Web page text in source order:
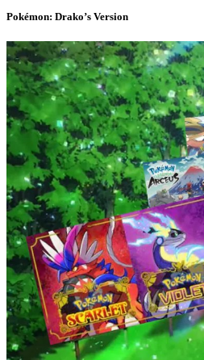
Pokémon: Drako’s Version